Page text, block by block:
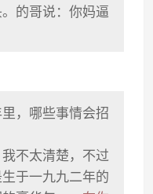
的哥说：你妈逼
，哪些事情会招
不太清楚，不过
于一九九二年的